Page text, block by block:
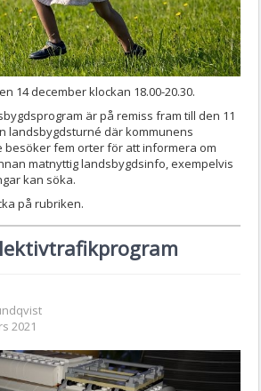
14 december klockan 18.00-20.30.
är på remiss fram till den 11
landsbygdsturné där kommunens
besöker fem orter för att informera om
matnyttig landsbygdsinfo, exempelvis
kan söka.
på rubriken.
2021